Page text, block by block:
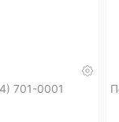
701-0001